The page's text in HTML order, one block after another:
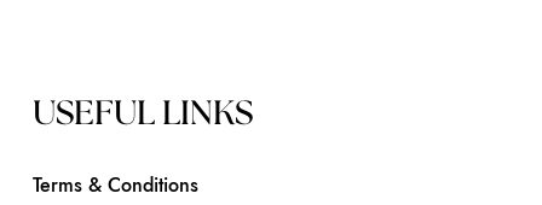
USEFUL LINKS
Terms & Conditions